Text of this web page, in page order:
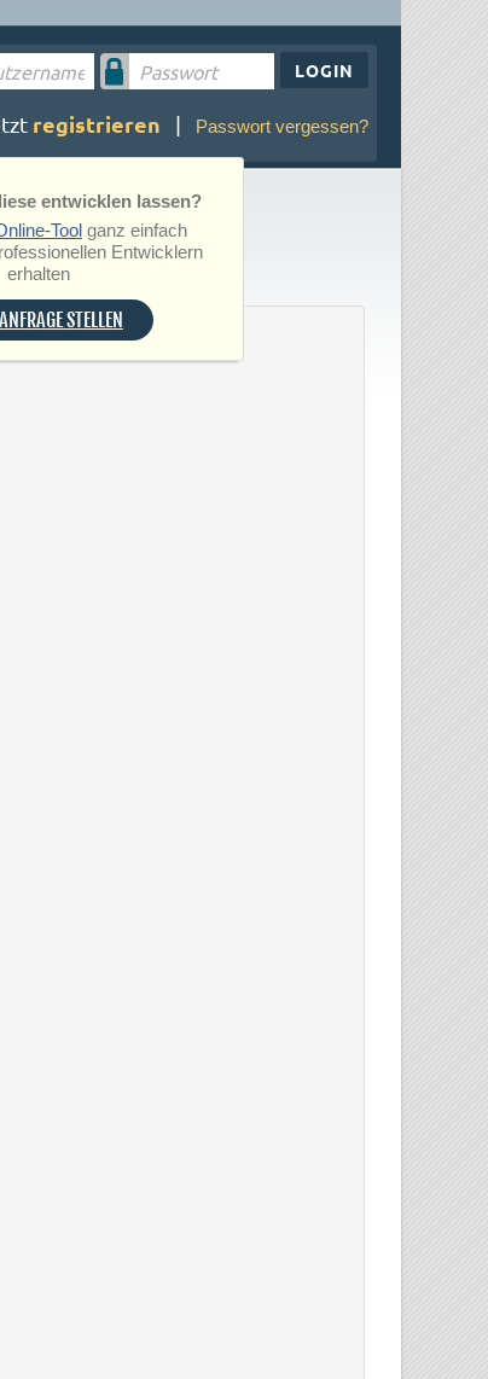
LOGIN
registrieren | Passwort vergessen?
entwicklen lassen?
Tool ganz einfach
Entwicklern
erhalten
STELLEN